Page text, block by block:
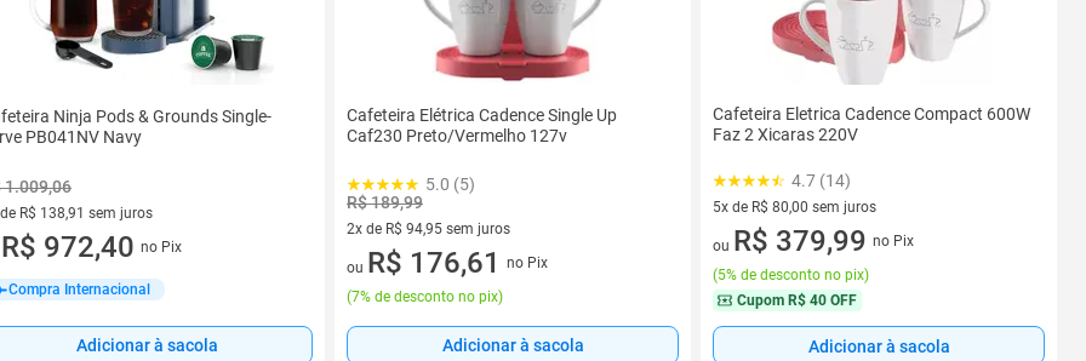
Ninja Pods & Grounds Single-
PB041NV Navy
1.009,06
R$ 138,91 sem juros
de R$ 138,91 sem juros
R$ 972,40 no Pix
Compra Internacional
Adicionar à sacola
Cafeteira Elétrica Cadence Single Up
Caf230 Preto/Vermelho 127v
5.0 (5)
R$ 189,99
2x de R$ 94,95 sem juros
2 vez de R$ 94,95 sem juros
ou R$ 176,61
no Pix
(7% de desconto no pix)
Adicionar à sacola
Cafeteira Eletrica Cadence Compact 600W
Faz 2 Xicaras 220V
4.7 (14)
5x de R$ 80,00 sem juros
5 vez de R$ 80,00 sem juros
ou R$ 379,99 no Pix
(5% de desconto no pix)
Cupom R$ 40 OFF
Adicionar à sacola